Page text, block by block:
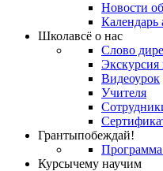
Новости
Календарь
Школавсё о нас
Слово
Видеоурок
Учителя
Грантыпобеждай!
Курсычему научим